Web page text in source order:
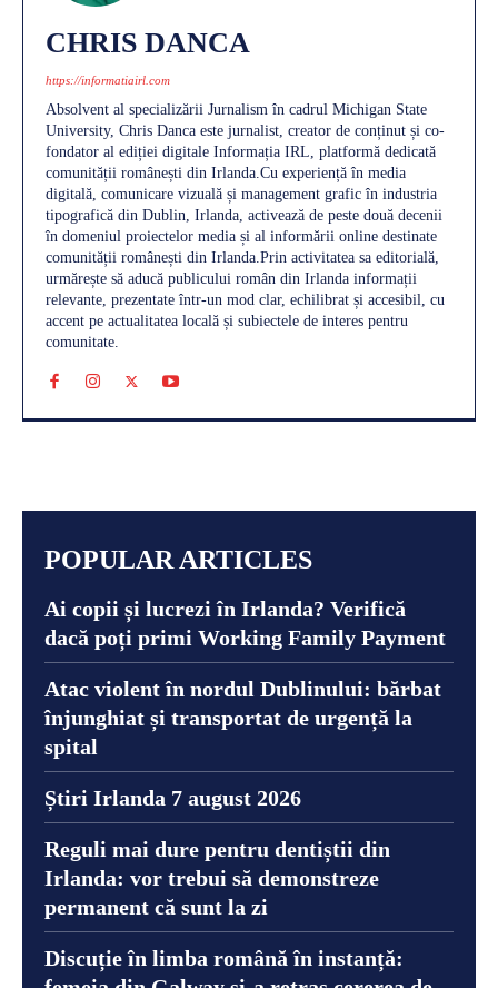
CHRIS DANCA
https://informatiairl.com
Absolvent al specializării Jurnalism în cadrul Michigan State
University, Chris Danca este jurnalist, creator de conținut și co-
fondator al ediției digitale Informația IRL, platformă dedicată
comunității românești din Irlanda.Cu experiență în media
digitală, comunicare vizuală și management grafic în industria
tipografică din Dublin, Irlanda, activează de peste două decenii
în domeniul proiectelor media și al informării online destinate
comunității românești din Irlanda.Prin activitatea sa editorială,
urmărește să aducă publicului român din Irlanda informații
relevante, prezentate într-un mod clar, echilibrat și accesibil, cu
accent pe actualitatea locală și subiectele de interes pentru
comunitate.
POPULAR ARTICLES
Ai copii și lucrezi în Irlanda? Verifică
dacă poți primi Working Family Payment
Atac violent în nordul Dublinului: bărbat
înjunghiat și transportat de urgență la
spital
Știri Irlanda 7 august 2026
Reguli mai dure pentru dentiștii din
Irlanda: vor trebui să demonstreze
permanent că sunt la zi
Discuție în limba română în instanță: